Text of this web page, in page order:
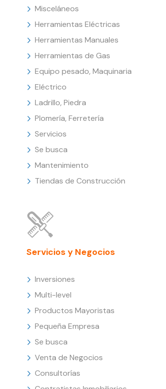
Misceláneos
Herramientas Eléctricas
Herramientas Manuales
Herramientas de Gas
Equipo pesado, Maquinaria
Eléctrico
Ladrillo, Piedra
Plomería, Ferretería
Servicios
Se busca
Mantenimiento
Tiendas de Construcción
Servicios y Negocios
Inversiones
Multi-level
Productos Mayoristas
Pequeña Empresa
Se busca
Venta de Negocios
Consultorías